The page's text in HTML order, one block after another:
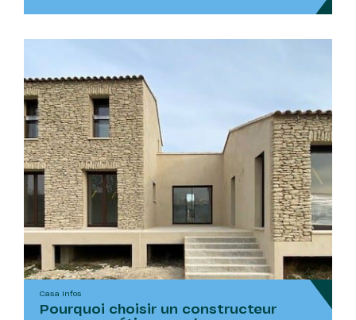
Casa Infos
Pourquoi choisir un constructeur